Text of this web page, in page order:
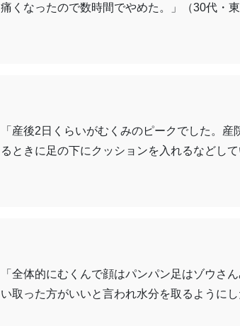
痛くなったので数時間でやめた。」（30代・東
「産後2日くらいがむくみのピークでした。
るときに足の下にクッションを入れるなどし
「全体的にむくんで顔はパンパン足はゾウさ
い取った方がいいと言われ水分を取るように